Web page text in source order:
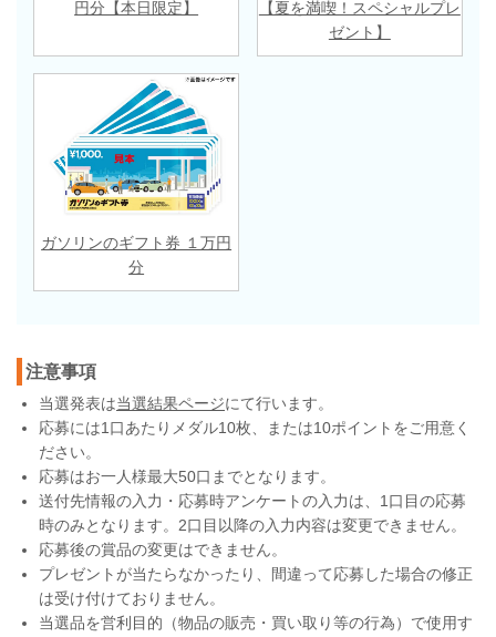
円分【本日限定】
【夏を満喫！スペシャルプレ
ゼント】
ガソリンのギフト券 １万円
分
注意事項
当選発表は当選結果ページにて行います。
応募には1口あたりメダル10枚、または10ポイントをご用意く
ださい。
応募はお一人様最大50口までとなります。
送付先情報の入力・応募時アンケートの入力は、1口目の応募
時のみとなります。2口目以降の入力内容は変更できません。
応募後の賞品の変更はできません。
プレゼントが当たらなかったり、間違って応募した場合の修正
は受け付けておりません。
当選品を営利目的（物品の販売・買い取り等の行為）で使用す